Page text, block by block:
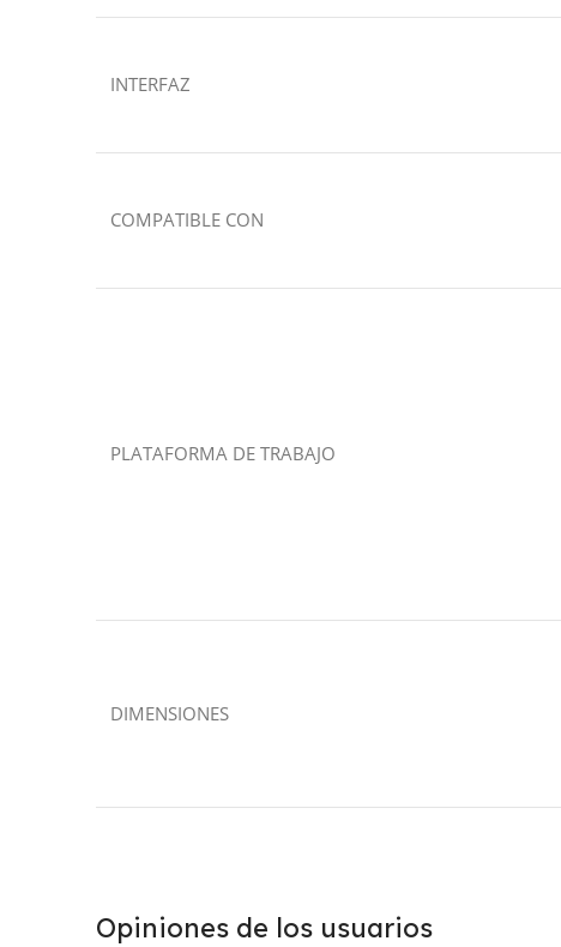
INTERFAZ
COMPATIBLE CON
PLATAFORMA DE TRABAJO
DIMENSIONES
Opiniones de los usuarios